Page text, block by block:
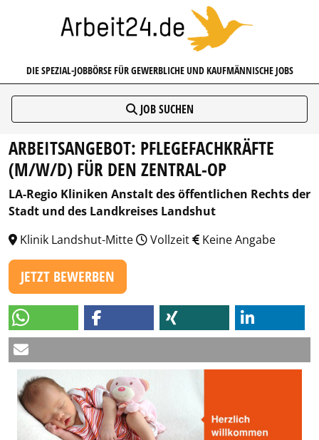
ARBEIT24.DE
DIE SPEZIAL-JOBBÖRSE FÜR GEWERBLICHE UND KAUFMÄNNISCHE JOBS
JOB SUCHEN
ARBEITSANGEBOT: PFLEGEFACHKRÄFTE
(M/W/D) FÜR DEN ZENTRAL-OP
LA-Regio Kliniken Anstalt des öffentlichen Rechts der
Stadt und des Landkreises Landshut
Klinik Landshut-Mitte
Vollzeit Keine Angabe
JETZT BEWERBEN